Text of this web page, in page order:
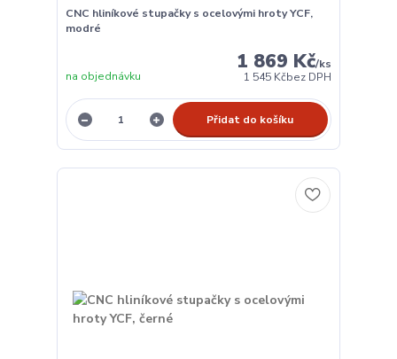
CNC hliníkové stupačky s ocelovými hroty YCF,
modré
1 869 Kč/ks
1 545 Kčbez DPH
na objednávku
Přidat do košíku